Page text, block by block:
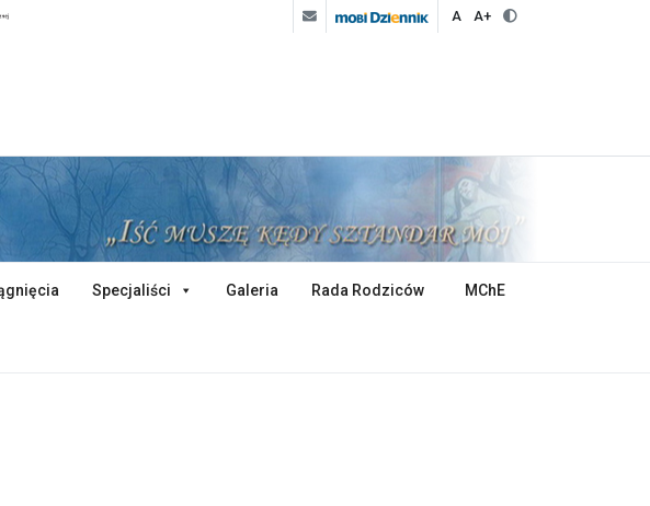
A A+
MChE
Specjaliści Galeria Rada Rodziców